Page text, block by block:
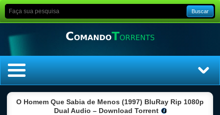
Buscar
O Homem Que Sabia de Menos (1997) BluRay Rip 1080p
Dual Audio – Download Torrent